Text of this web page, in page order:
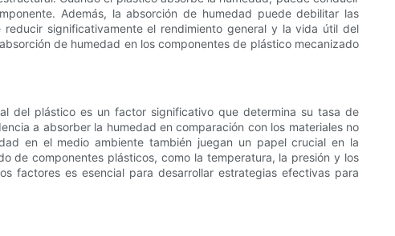
Además, la absorción de humedad puede debilitar las
significativamente el rendimiento general y la vida útil del
de humedad en los componentes de plástico mecanizado
del plástico es un factor significativo que determina su tasa de
a absorber la humedad en comparación con los materiales no
en el medio ambiente también juegan un papel crucial en la
de componentes plásticos, como la temperatura, la presión y los
factores es esencial para desarrollar estrategias efectivas para